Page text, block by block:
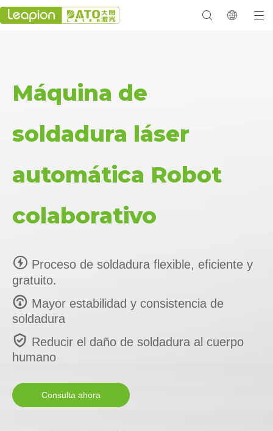
Máquina de
soldadura láser
automática Robot
colaborativo
 Proceso de soldadura flexible, eficiente y
gratuito.
 Mayor estabilidad y consistencia de
soldadura
 Reducir el daño de soldadura al cuerpo
humano
Consulta ahora